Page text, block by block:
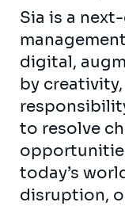
Sia is a
digital,
by
to resolve
today’s
disruption,